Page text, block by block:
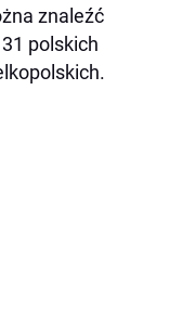
znaleźć
polskich